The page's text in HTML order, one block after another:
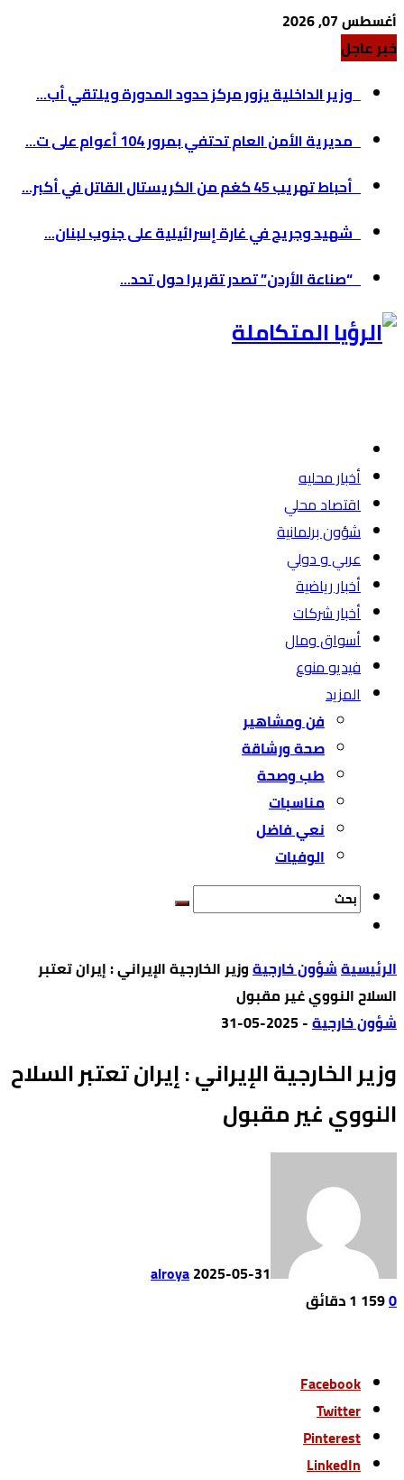
أغسطس 07, 2026
خبر عاجل
وزير الداخلية يزور مركز حدود المدورة ويلتقي أب...
مديرية الأمن العام تحتفي بمرور 104 أعوام على ت...
أحباط تهريب 45 كغم من الكريستال القاتل في أكبر...
شهيد وجريح في غارة إسرائيلية على جنوب لبنان...
“صناعة الأردن” تصدر تقريرا حول تحد...
أخبار محليه
اقتصاد محلي
شؤون برلمانية
عربي و دولي
أخبار رياضية
أخبار شركات
أسواق ومال
فيديو منوع
المزيد
فن ومشاهير
صحة ورشاقة
طب وصحة
مناسبات
نعي فاضل
الوفيات
‫الرئيسية‬شؤون خارجيةوزير الخارجية الإيراني : إيران تعتبر
السلاح النووي غير مقبول
شؤون خارجية-
2025-05-31
وزير الخارجية الإيراني : إيران تعتبر السلاح
النووي غير مقبول
alroya2025-05-31
0
159 1 ‫دقائق‬
Facebook
Twitter
Pinterest
LinkedIn